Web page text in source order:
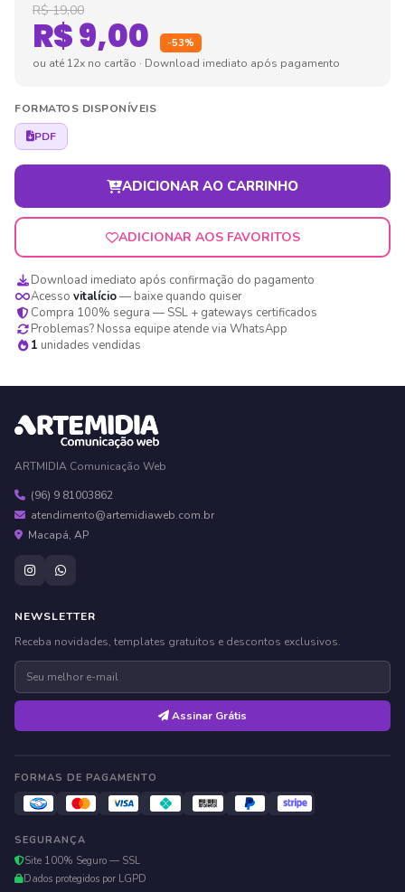
R$ 19,00
R$ 9,00 -53%
ou até 12x no cartão · Download imediato após pagamento
FORMATOS DISPONÍVEIS
PDF
ADICIONAR AO CARRINHO
ADICIONAR AOS FAVORITOS
Download imediato após confirmação do pagamento
Acesso vitalício— baixe quando quiser
Compra 100% segura — SSL + gateways certificados
Problemas? Nossa equipe atende via WhatsApp
1 unidades vendidas
ARTMIDIA Comunicação Web
(96) 9 81003862
atendimento@artemidiaweb.com.br
Macapá, AP
NEWSLETTER
Receba novidades, templates gratuitos e descontos exclusivos.
Assinar Grátis
FORMAS DE PAGAMENTO
SEGURANÇA
Site 100% Seguro — SSL
Dados protegidos por LGPD